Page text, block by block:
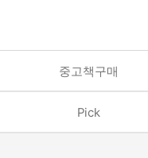
중고책구매
Pick